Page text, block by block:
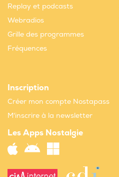
Replay et podcasts
Webradios
Grille des programmes
Fréquences
Inscription
Créer mon compte Nostapass
M'inscrire à la newsletter
Les Apps Nostalgie